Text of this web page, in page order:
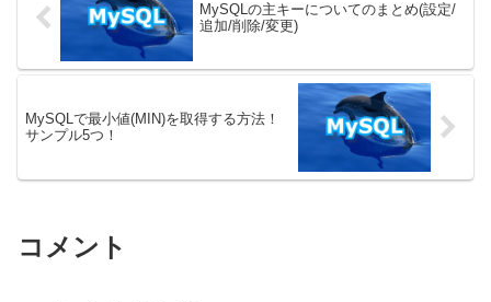
MySQLの主キーについてのまとめ(設定/
追加/削除/変更)
MySQLで最小値(MIN)を取得する方法！
サンプル5つ！
コメント